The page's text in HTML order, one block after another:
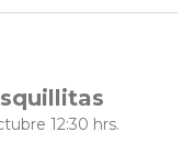
12:30 hrs.